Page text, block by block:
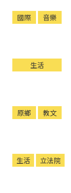
國際 音樂
生活
原鄉 教文
生活 立法院